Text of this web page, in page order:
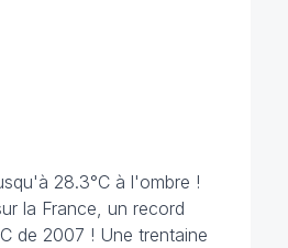
28.3°C à l'ombre !
la France, un record
de 2007 ! Une trentaine